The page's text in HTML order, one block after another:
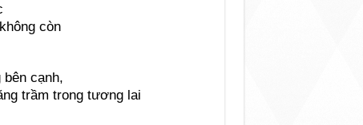
còn
cạnh,
trầm trong tương lai